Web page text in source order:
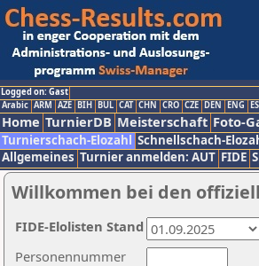
Logged on: Gast
Arabic ARM AZE BIH BUL CAT CHN CRO CZE DEN ENG
Home TurnierDB Meisterschaft Foto-
Turnierschach-Elozahl Schnellschach-
Allgemeines Turnier anmelden: AUT FIDE
Willkommen bei den
Personennummer
FIDE-Elolisten Stand